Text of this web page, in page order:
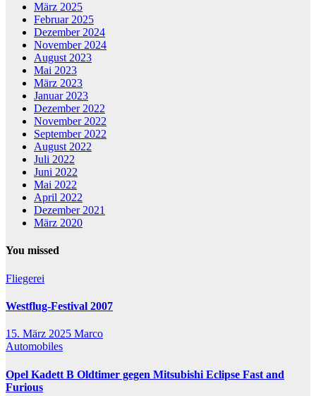
März 2025
Februar 2025
Dezember 2024
November 2024
August 2023
Mai 2023
März 2023
Januar 2023
Dezember 2022
November 2022
September 2022
August 2022
Juli 2022
Juni 2022
Mai 2022
April 2022
Dezember 2021
März 2020
You missed
Fliegerei
Westflug-Festival 2007
15. März 2025 Marco
Automobiles
Opel Kadett B Oldtimer gegen Mitsubishi Eclipse Fast and
Furious